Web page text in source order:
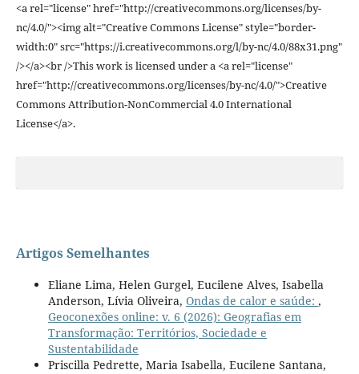
<a rel="license" href="http://creativecommons.org/licenses/by-
nc/4.0/"><img alt="Creative Commons License" style="border-
width:0" src="https://i.creativecommons.org/l/by-nc/4.0/88x31.png"
/></a><br />This work is licensed under a <a rel="license"
href="http://creativecommons.org/licenses/by-nc/4.0/">Creative
Commons Attribution-NonCommercial 4.0 International
License</a>.
Artigos Semelhantes
Eliane Lima, Helen Gurgel, Eucilene Alves, Isabella
Anderson, Lívia Oliveira, Ondas de calor e saúde: ,
Geoconexões online: v. 6 (2026): Geografias em
Transformação: Territórios, Sociedade e
Sustentabilidade
Priscilla Pedrette, Maria Isabella, Eucilene Santana,